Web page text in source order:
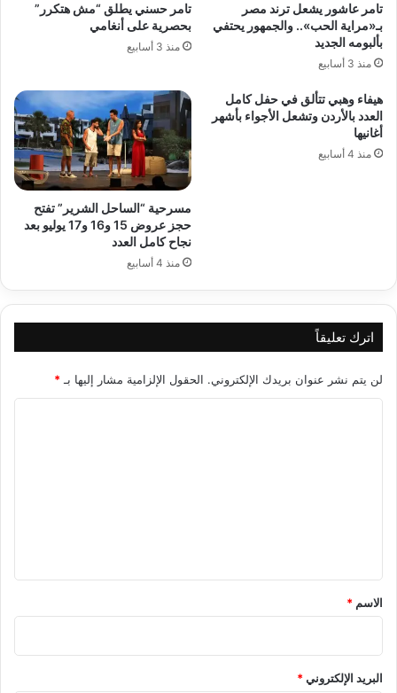
تامر عاشور يشعل ترند مصر
بـ«مراية الحب».. والجمهور يحتفي
بألبومه الجديد
منذ 3 أسابيع
تامر حسني يطلق “مش هتكرر”
بحصرية على أنغامي
منذ 3 أسابيع
هيفاء وهبي تتألق في حفل كامل
العدد بالأردن وتشعل الأجواء بأشهر
أغانيها
منذ 4 أسابيع
مسرحية “الساحل الشرير” تفتح
حجز عروض 15 و16 و17 يوليو بعد
نجاح كامل العدد
منذ 4 أسابيع
اترك تعليقاً
لن يتم نشر عنوان بريدك الإلكتروني. الحقول الإلزامية مشار إليها بـ *
*
الاسم *
البريد الإلكتروني*